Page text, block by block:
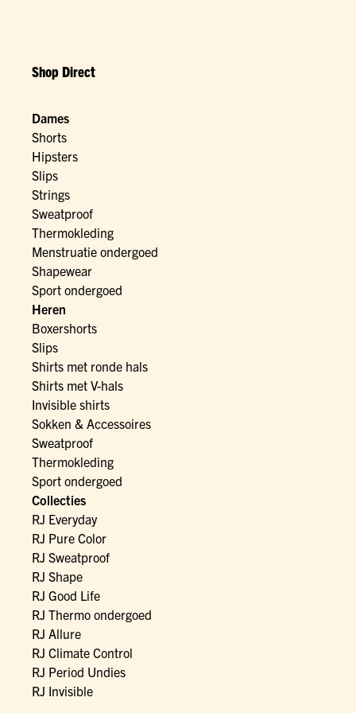
Shop Direct
Dames
Shorts
Hipsters
Slips
Strings
Sweatproof
Thermokleding
Menstruatie ondergoed
Shapewear
Sport ondergoed
Heren
Boxershorts
Slips
Shirts met ronde hals
Shirts met V-hals
Invisible shirts
Sokken & Accessoires
Sweatproof
Thermokleding
Sport ondergoed
Collecties
RJ Everyday
RJ Pure Color
RJ Sweatproof
RJ Shape
RJ Good Life
RJ Thermo ondergoed
RJ Allure
RJ Climate Control
RJ Period Undies
RJ Invisible